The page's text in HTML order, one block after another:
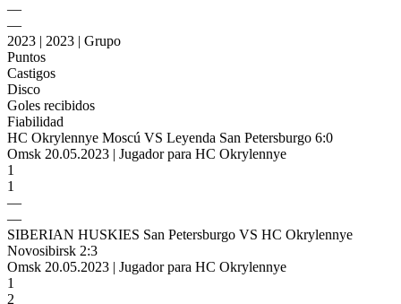
—
—
2023 | 2023 | Grupo
Puntos
Castigos
Disco
Goles recibidos
Fiabilidad
HC Okrylennye Moscú VS Leyenda San Petersburgo 6:0
Omsk 20.05.2023 | Jugador para HC Okrylennye
1
1
—
—
SIBERIAN HUSKIES San Petersburgo VS HC Okrylennye
Novosibirsk 2:3
Omsk 20.05.2023 | Jugador para HC Okrylennye
1
2